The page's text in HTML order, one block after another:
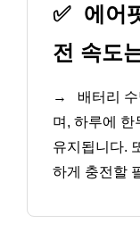
✅ 에어
전 속도
→
배터리
며, 하루에 한
유지됩니다.
하게 충전할